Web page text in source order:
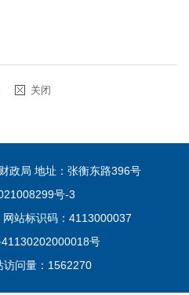
关闭
政局 地址：张衡东路396号
号-3
站标识码：4113000037
号
访问量： 1562270